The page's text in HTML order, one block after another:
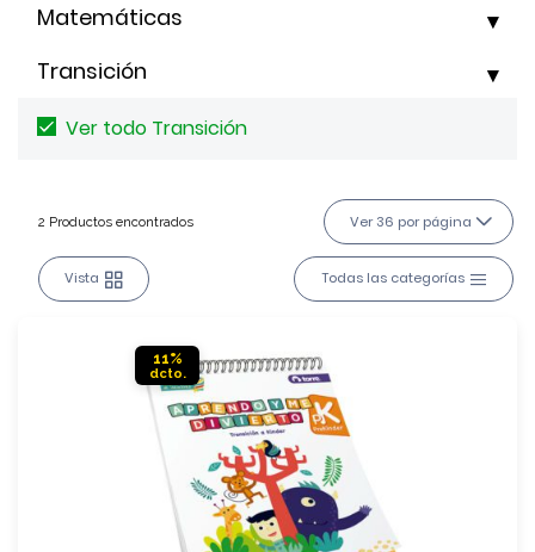
Matemáticas
Ver todo Transición
Transición
2 Productos encontrados Ver 36 por página
Vista Todas las categorías
11%